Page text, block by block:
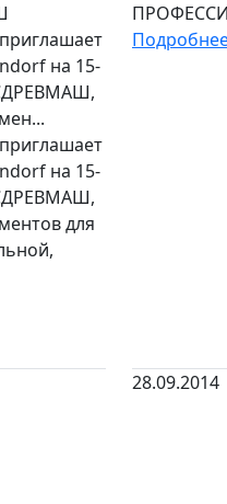
на 15-
на 15-
для
28.09.2014